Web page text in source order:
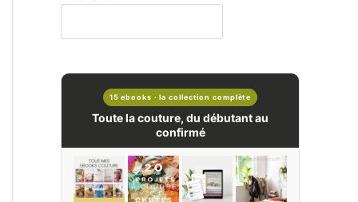
15 ebooks · la collection complète
Toute la couture, du débutant au
confirmé